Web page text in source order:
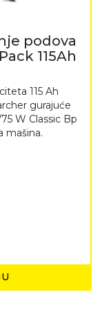
podova
115Ah
115 Ah
gurajuće
W Classic Bp
mašina.